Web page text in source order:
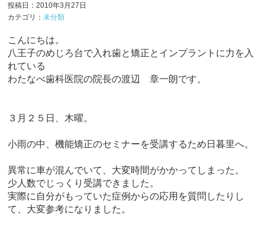
投稿日：2010年3月27日
カテゴリ：未分類
こんにちは。
八王子のめじろ台で入れ歯と矯正とインプラントに力を入
れている
わたなべ歯科医院の院長の渡辺 章一朗です。
３月２５日、木曜。
小雨の中、機能矯正のセミナーを受講するため日暮里へ。
異常に車が混んでいて、大変時間がかかってしまった。
少人数でじっくり受講できました。
実際に自分がもっていた症例からの応用を質問したりし
て、大変参考になりました。